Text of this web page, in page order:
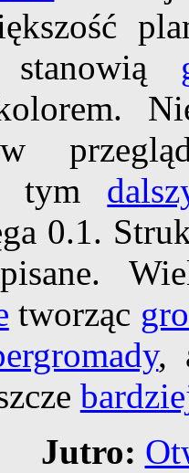
stanowią
w
tym
0.1.
tworząc
,
Jutro: